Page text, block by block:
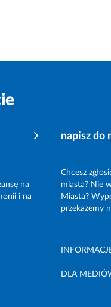
na
i na
napisz do
Chcesz
miasta? Nie
Miasta?
przekażemy
DLA